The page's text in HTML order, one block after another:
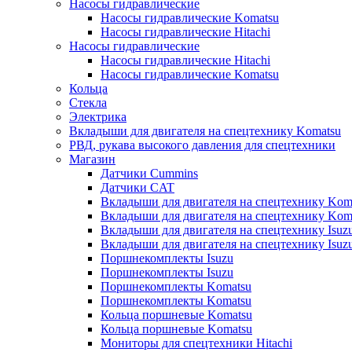
Насосы гидравлические
Насосы гидравлические Komatsu
Насосы гидравлические Hitachi
Насосы гидравлические
Насосы гидравлические Hitachi
Насосы гидравлические Komatsu
Кольца
Стекла
Электрика
Вкладыши для двигателя на спецтехнику Komatsu
РВД, рукава высокого давления для спецтехники
Магазин
Датчики Cummins
Датчики CAT
Вкладыши для двигателя на спецтехнику
Вкладыши для двигателя на спецтехнику
Вкладыши для двигателя на спецтехнику
Вкладыши для двигателя на спецтехнику
Поршнекомплекты Isuzu
Поршнекомплекты Isuzu
Поршнекомплекты Komatsu
Поршнекомплекты Komatsu
Кольца поршневые Komatsu
Кольца поршневые Komatsu
Мониторы для спецтехники Hitachi